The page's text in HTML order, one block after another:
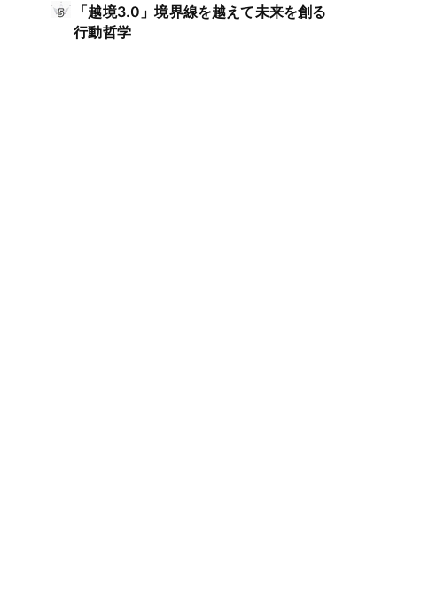
「越境3.0」境界線を越えて未来を創る
行動哲学